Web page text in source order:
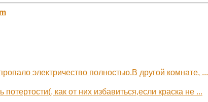
электричество полностью.В другой комнате, ...
как от них избавиться,если краска не ...